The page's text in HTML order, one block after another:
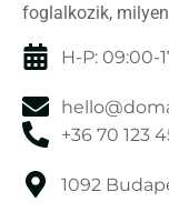
foglalkozik,
H-P: 09:00-
+36 70 123
1092